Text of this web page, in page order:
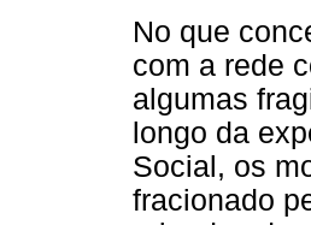
No que
com a rede
algumas
longo da
Social, os
fracionado